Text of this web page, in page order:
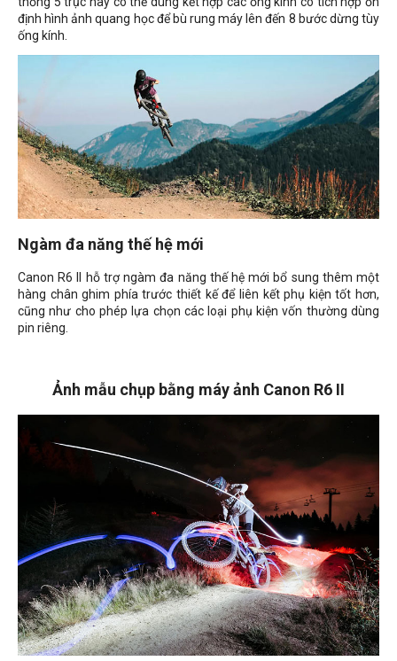
định hình ảnh quang học để bù rung máy lên đến 8 bước dừng tùy
ống kính.
Ngàm đa năng thế hệ mới
Canon R6 II hỗ trợ ngàm đa năng thế hệ mới bổ sung thêm một
hàng chân ghim phía trước thiết kế để liên kết phụ kiện tốt hơn,
cũng như cho phép lựa chọn các loại phụ kiện vốn thường dùng
pin riêng.
Ảnh mẫu chụp bằng máy ảnh Canon R6 II